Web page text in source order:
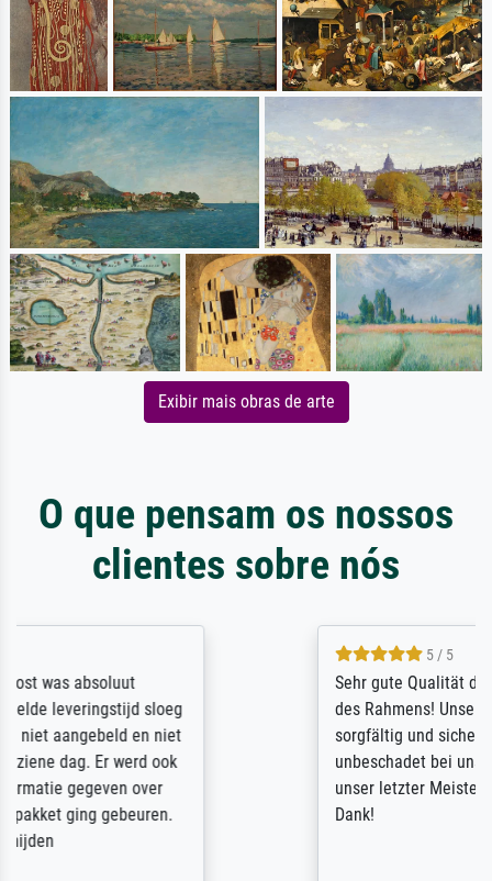
Exibir mais obras de arte
O que pensam os nossos
clientes sobre nós
Sehr gute Qualität des Leinwanddrucks und
des Rahmens! Unser Bild wurde sehr
sorgfältig und sicher verpackt, so dass es
unbeschadet bei uns ankam. Es wird nicht
unser letzter Meisterdruck sein. Vielen
Dank!